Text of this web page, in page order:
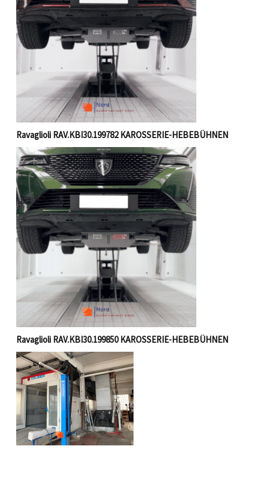
Ravaglioli RAV.KBI30.199782 KAROSSERIE-HEBEBÜHNEN
Ravaglioli RAV.KBI30.199850 KAROSSERIE-HEBEBÜHNEN